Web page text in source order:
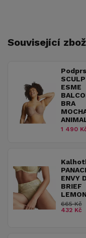
Související
ESME
BRA
1 490
ENVY
BRIEF
665 Kč
432 Kč